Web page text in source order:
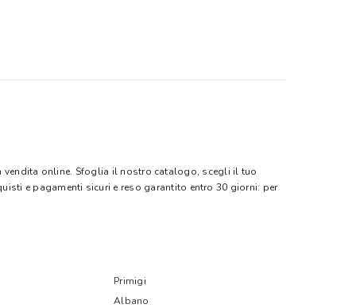
vendita online. Sfoglia il nostro catalogo, scegli il tuo
e pagamenti sicuri e reso garantito entro 30 giorni: per
Primigi
Albano